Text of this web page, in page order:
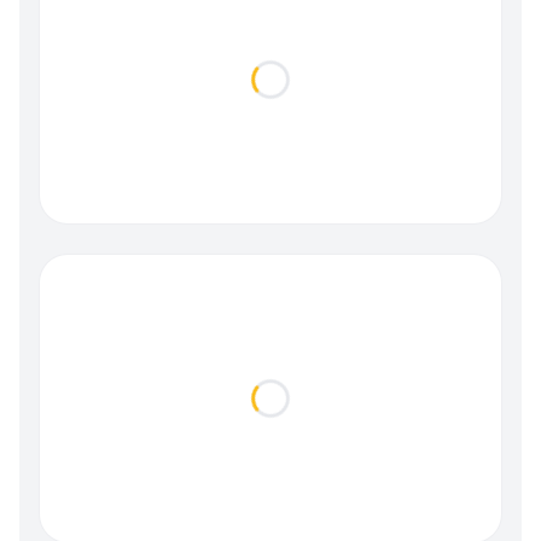
Loading...
Loading...